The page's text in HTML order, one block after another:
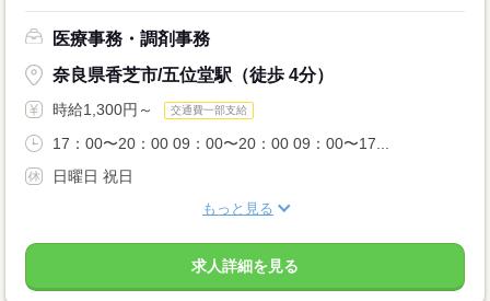
医療事務・調剤事務
奈良県香芝市/五位堂駅（徒歩 4分）
時給1,300円～ 交通費一部支給
17：00〜20：00 09：00〜20：00 09：00〜17...
日曜日 祝日
もっと見る
求人詳細を見る